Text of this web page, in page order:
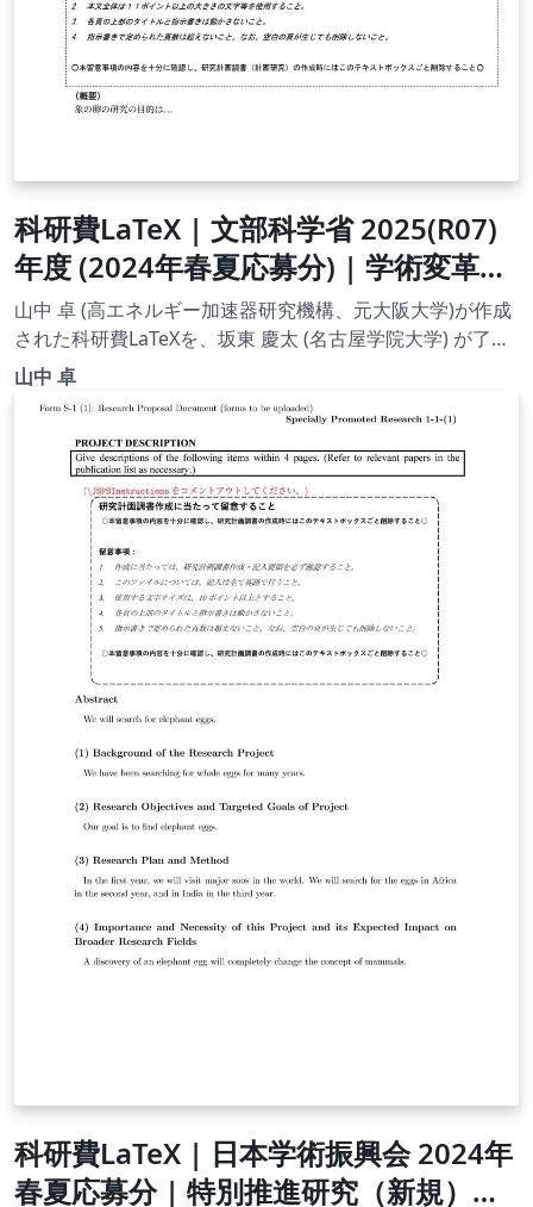
科研費LaTeX | 文部科学省 2025(R07)
年度 (2024年春夏応募分) | 学術変革領
域研究 | 学術変革領域研究(B) (計画研
究) | 2024.04.12
山中 卓 (高エネルギー加速器研究機構、元大阪大学)が作成
された科研費LaTeXを、坂東 慶太 (名古屋学院大学) が了承
を得てテンプレート登録しています。 詳細はこちら↓をご
山中 卓
科研費LaTeX | 日本学術振興会 2024年
春夏応募分 | 特別推進研究（新規）・